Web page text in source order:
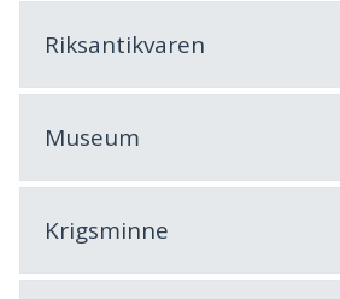
Riksantikvaren
Museum
Krigsminne